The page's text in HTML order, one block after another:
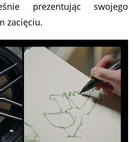
prezentując swojego
zacięciu.